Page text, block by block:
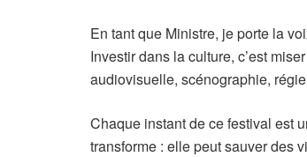
En tant que Ministre, je porte la
Investir dans la culture, c’est
audiovisuelle, scénographie,
Chaque instant de ce festival est
transforme : elle peut sauver des